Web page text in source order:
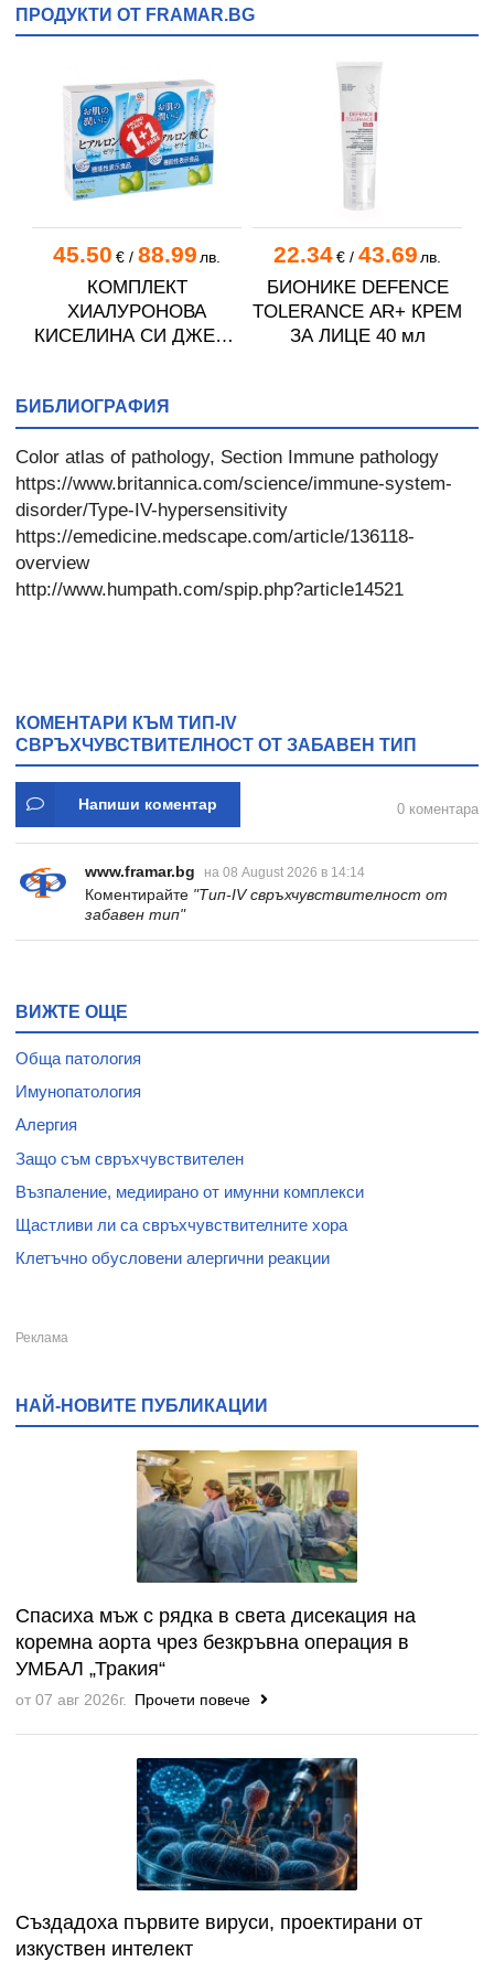
ПРОДУКТИ ОТ FRAMAR.BG
45.50 €/ 88.99 лв.
КОМПЛЕКТ
ХИАЛУРОНОВА
КИСЕЛИНА СИ ДЖЕЛИ
22.34 €/ 43.69 лв.
БИОНИКЕ DEFENCE
TOLERANCE AR+ КРЕМ
ЗА ЛИЦЕ 40 мл
БИБЛИОГРАФИЯ
Color atlas of pathology, Section Immune pathology
https://www.britannica.com/science/immune-system-
disorder/Type-IV-hypersensitivity
https://emedicine.medscape.com/article/136118-
overview
http://www.humpath.com/spip.php?article14521
КОМЕНТАРИ КЪМ ТИП-IV
СВРЪХЧУВСТВИТЕЛНОСТ ОТ ЗАБАВЕН ТИП
Напиши коментар 0 коментара
www.framar.bg на 08 August 2026 в 14:14
Коментирайте "Тип-IV свръхчувствителност от
забавен тип"
ВИЖТЕ ОЩЕ
Обща патология
Имунопатология
Алергия
Защо съм свръхчувствителен
Възпаление, медиирано от имунни комплекси
Щастливи ли са свръхчувствителните хора
Клетъчно обусловени алергични реакции
НАЙ-НОВИТЕ ПУБЛИКАЦИИ
Спасиха мъж с рядка в света дисекация на
коремна аорта чрез безкръвна операция в
УМБАЛ „Тракия“
от 07 авг 2026г. Прочети повече
Създадоха първите вируси, проектирани от
изкуствен интелект